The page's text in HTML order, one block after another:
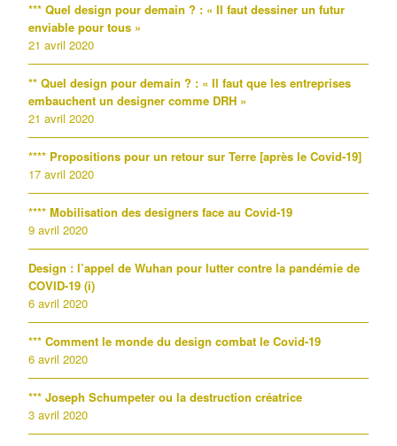
*** Quel design pour demain ? : « Il faut dessiner un futur
enviable pour tous »
21 avril 2020
** Quel design pour demain ? : « Il faut que les entreprises
embauchent un designer comme DRH »
21 avril 2020
**** Propositions pour un retour sur Terre [après le Covid-19]
17 avril 2020
**** Mobilisation des designers face au Covid-19
9 avril 2020
Design : l’appel de Wuhan pour lutter contre la pandémie de
COVID-19 (i)
6 avril 2020
*** Comment le monde du design combat le Covid-19
6 avril 2020
*** Joseph Schumpeter ou la destruction créatrice
3 avril 2020